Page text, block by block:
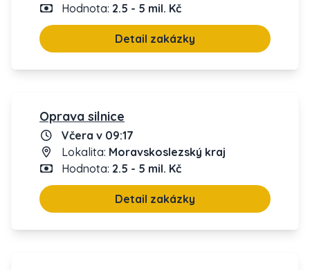
Hodnota: 2.5 - 5 mil. Kč
Detail zakázky
Oprava silnice
Včera v 09:17
Lokalita: Moravskoslezský kraj
Hodnota: 2.5 - 5 mil. Kč
Detail zakázky